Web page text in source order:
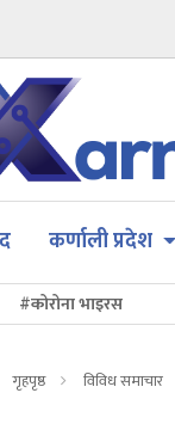
कर्णाली प्रदेश
#कोरोना भाइरस
गृहपृष्ठ विविध समाचार